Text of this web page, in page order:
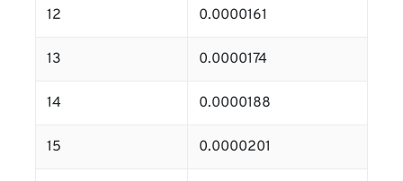
12 0.0000161
13 0.0000174
14 0.0000188
15 0.0000201